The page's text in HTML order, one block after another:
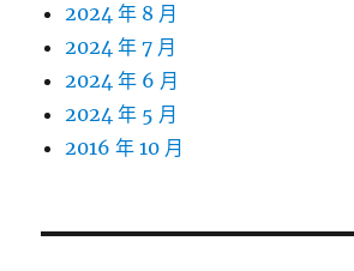
2024 年 8 月
2024 年 7 月
2024 年 6 月
2024 年 5 月
2016 年 10 月